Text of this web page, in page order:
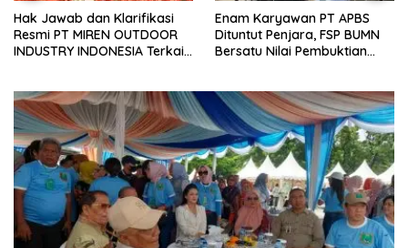
Hak Jawab dan Klarifikasi
Resmi PT MIREN OUTDOOR
INDUSTRY INDONESIA Terkait
Enam Karyawan PT APBS
Dituntut Penjara, FSP BUMN
Bersatu Nilai Pembuktian